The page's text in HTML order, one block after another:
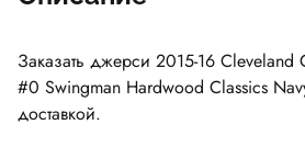
Заказать джерси 2015-16 Cleveland
#0 Swingman Hardwood Classics
доставкой.